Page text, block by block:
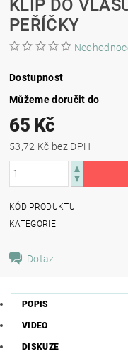
KLIP DO
PEŘÍČKY
Dostupnost
Můžeme doručit do
65 Kč
53,72 Kč bez DPH
KÓD PRODUKTU
KATEGORIE
Dotaz
POPIS
VIDEO
DISKUZE